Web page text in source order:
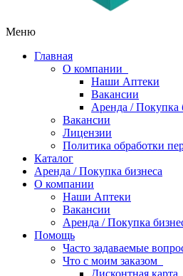
Меню
Главная
О компании
Наши Аптеки
Вакансии
Аренда / Покупка
Вакансии
Лицензии
Политика обработки
Каталог
Аренда / Покупка бизнеса
О компании
Наши Аптеки
Вакансии
Аренда / Покупка
Помощь
Часто задаваемые
Что с моим заказом
Дисконтная карта